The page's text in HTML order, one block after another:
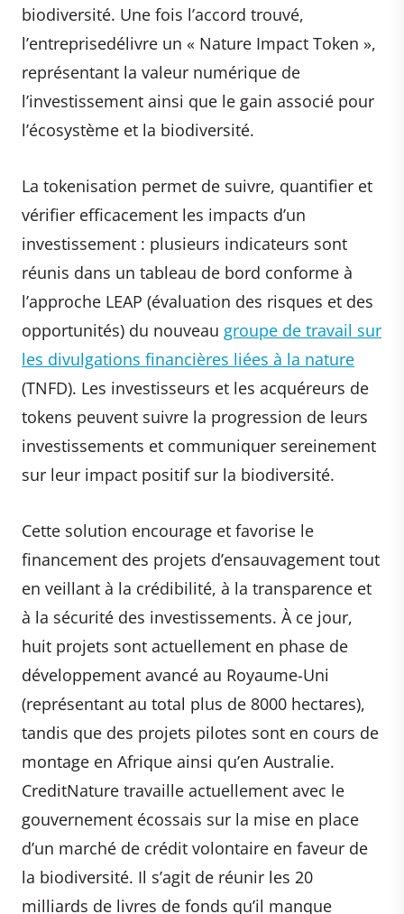
biodiversité. Une fois l’accord trouvé,
l’entreprisedélivre un « Nature Impact Token »,
représentant la valeur numérique de
l’investissement ainsi que le gain associé pour
l’écosystème et la biodiversité.
La tokenisation permet de suivre, quantifier et
vérifier efficacement les impacts d’un
investissement : plusieurs indicateurs sont
réunis dans un tableau de bord conforme à
l’approche LEAP (évaluation des risques et des
opportunités) du nouveau groupe de travail sur
les divulgations financières liées à la nature
(TNFD). Les investisseurs et les acquéreurs de
tokens peuvent suivre la progression de leurs
investissements et communiquer sereinement
sur leur impact positif sur la biodiversité.
Cette solution encourage et favorise le
financement des projets d’ensauvagement tout
en veillant à la crédibilité, à la transparence et
à la sécurité des investissements. À ce jour,
huit projets sont actuellement en phase de
développement avancé au Royaume-Uni
(représentant au total plus de 8000 hectares),
tandis que des projets pilotes sont en cours de
montage en Afrique ainsi qu’en Australie.
CreditNature travaille actuellement avec le
gouvernement écossais sur la mise en place
d’un marché de crédit volontaire en faveur de
la biodiversité. Il s’agit de réunir les 20
milliards de livres de fonds qu’il manque